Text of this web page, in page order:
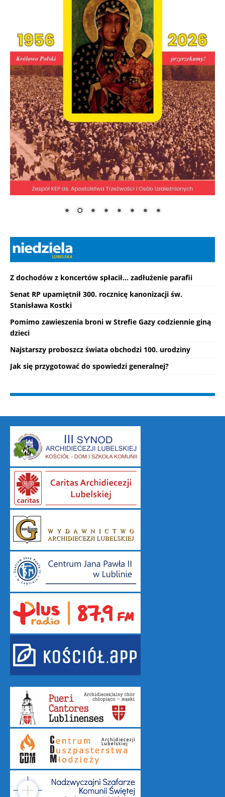
Z dochodów z koncertów spłacił... zadłużenie parafii
Senat RP upamiętnił 300. rocznicę kanonizacji św.
Stanisława Kostki
Pomimo zawieszenia broni w Strefie Gazy codziennie giną
dzieci
Najstarszy proboszcz świata obchodzi 100. urodziny
Jak się przygotować do spowiedzi generalnej?